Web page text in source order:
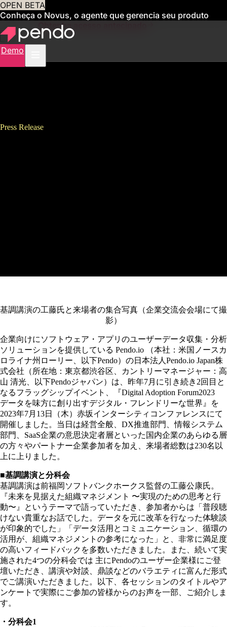
OPEN BETA
Conheça o Novus, o agente que gerencia seu produto
para você Obtenha acesso antecipado
Demo
Press Release
基調講演の工藤氏と来場者の集合写真（企業交流会会場にて撮
影）
企業向けにソフトウェア・アプリのユーザーデータ収集・分析
ソリューションを提供している Pendo.io （本社：米国ノースカ
ロライナ州ローリー、以下Pendo）の日本法人Pendo.io Japan株
式会社（所在地：東京都渋谷区、カントリーマネージャー：高
山 清光、以下Pendoジャパン）は、昨年7月に引き続き2回目と
なるフラッグシップイベント、『Digital Adoption Forum2023
データを味方に創り出すデジタル・フレンドリーな世界』を
2023年7月13日（木）赤坂インターシティコンファレンスにて
開催しました。当日は経営全般、DX推進部門、情報システム
部門、SaaS企業の意思決定者層といった国内企業のあらゆる層
の方々やパートナー企業参加者を加え、来場者総数は230名以
上に上りました。
■基調講演と分科会
基調講演は前福岡ソフトバンクホークス監督の工藤公康氏。
『未来を見据えた組織マネジメント 〜実現のための思考と行
動〜』というテーマで語っていただき、参加者からは「普段聴
けない貴重なお話でした。データを元に改革を行なった体験談
が印象的でした」「データ活用とコミュニケーション、循環の
活用が、組織マネジメントの参考になった」と、非常に満足度
の高いフィードバックを多数いただきました。また、続いて実
施された4つの分科会では 主にPendoのユーザー企業様にご登
壇いただき、講演や対談、鼎談などのバラエティに富んだ形式
でご講演いただきました。以下、各セッションのタイトルやア
ンケートで実際にご参加の皆様からのお声を一部、ご紹介しま
す。
・分科会1